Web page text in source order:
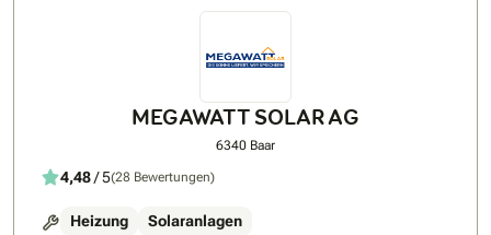
MEGAWATT SOLAR AG
6340 Baar
4,48/ 5(28 Bewertungen)
Heizung
Solaranlagen